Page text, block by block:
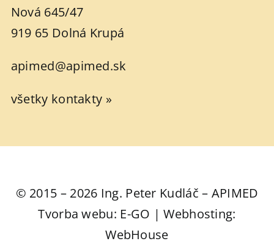
Nová 645/47
919 65 Dolná Krupá
apimed@apimed.sk
všetky kontakty »
© 2015 – 2026 Ing. Peter Kudláč – APIMED
Tvorba webu: E-GO | Webhosting:
WebHouse